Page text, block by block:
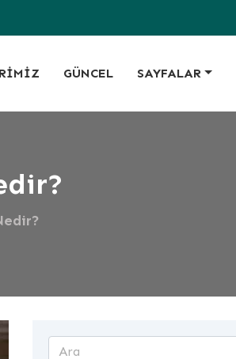
GÜNCEL SAYFALAR